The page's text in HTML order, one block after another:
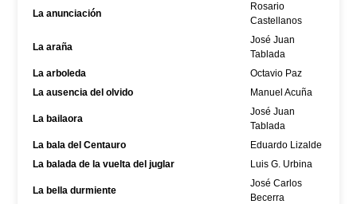
La anunciación
Rosario
Castellanos
La araña
José Juan
Tablada
La arboleda
Octavio Paz
La ausencia del olvido
Manuel Acuña
La bailaora
José Juan
Tablada
La bala del Centauro
Eduardo Lizalde
La balada de la vuelta del juglar
Luis G. Urbina
La bella durmiente
José Carlos
Becerra